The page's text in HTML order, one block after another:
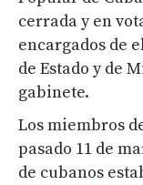
cerrada y en
encargados de
de Estado y de
gabinete.
Los miembros
pasado 11 de
de cubanos